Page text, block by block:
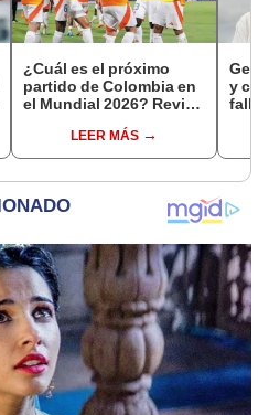
¿Cuál es el próximo
partido de Colombia en
el Mundial 2026? Revisa
LEER MÁS
y